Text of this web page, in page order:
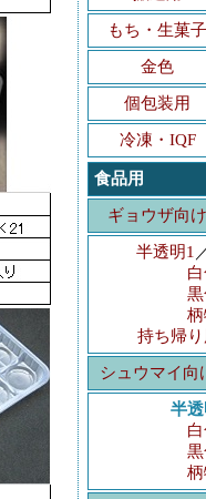
もち・生菓子
金色
個包装用
冷凍・IQF
食品用
ギョウザ向け
半透明1
持ち帰り
シュウマイ向
半透